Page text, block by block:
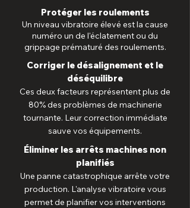
Protéger les roulements
Un niveau vibratoire élevé est la cause
numéro un de l'éclatement ou du
grippage prématuré des roulements.
Corriger le désalignement et le
déséquilibre
Ces deux facteurs représentent plus de
80% des problèmes de machinerie
tournante. Leur correction immédiate
sauve vos équipements.
Éliminer les arrêts machines non
planifiés
Une panne catastrophique arrête votre
production. L'analyse vibratoire vous
permet de planifier vos interventions